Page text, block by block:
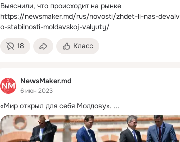
Выяснили, что происходит на рынке
https://newsmaker.md/rus/novosti/zhdet-li-nas-
o-stabilnosti-moldavskoj-valyuty/
18 Класс
NewsMaker.md
6 июн 2023
«Мир открыл для себя Молдову». ...